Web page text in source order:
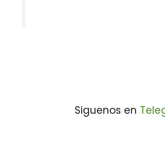
Siguenos en